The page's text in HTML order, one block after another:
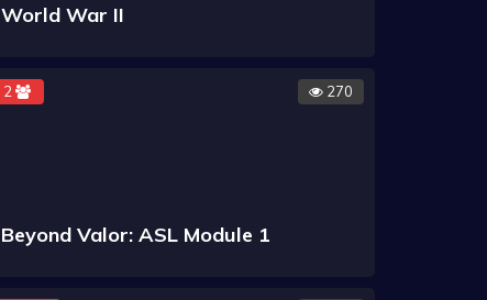
World War II
2 270
Beyond Valor: ASL Module 1